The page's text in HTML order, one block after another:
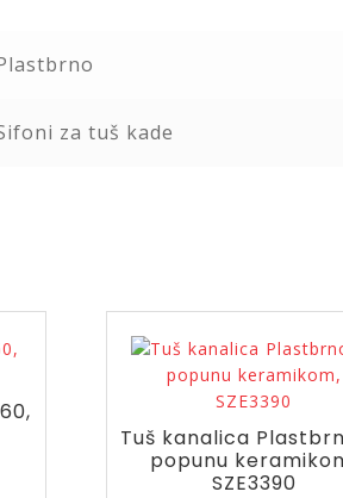
za tuš kade
Tuš kanalica
popunu
SZE3390